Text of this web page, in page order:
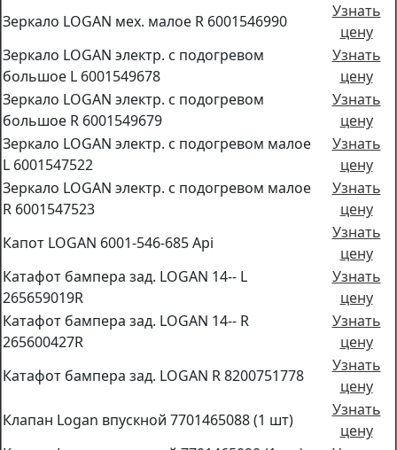
Зеркало LOGAN мех. малое R 6001546990
Узнать
цену
Зеркало LOGAN электр. с подогревом
большое L 6001549678
Узнать
цену
Зеркало LOGAN электр. с подогревом
большое R 6001549679
Узнать
цену
Зеркало LOGAN электр. с подогревом малое
L 6001547522
Узнать
цену
Зеркало LOGAN электр. с подогревом малое
R 6001547523
Узнать
цену
Капот LOGAN 6001-546-685 Api
Узнать
цену
Катафот бампера зад. LOGAN 14-- L
265659019R
Узнать
цену
Катафот бампера зад. LOGAN 14-- R
265600427R
Узнать
цену
Катафот бампера зад. LOGAN R 8200751778
Узнать
цену
Клапан Logan впускной 7701465088 (1 шт)
Узнать
цену